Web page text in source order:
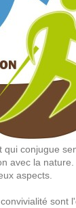
qui conjugue
avec la nature.
aspects.
sont